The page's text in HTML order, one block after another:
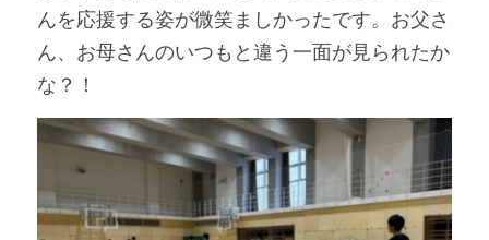
んを応援する姿が微笑ましかったです。お父さ
ん、お母さんのいつもと違う一面が見られたか
な？！